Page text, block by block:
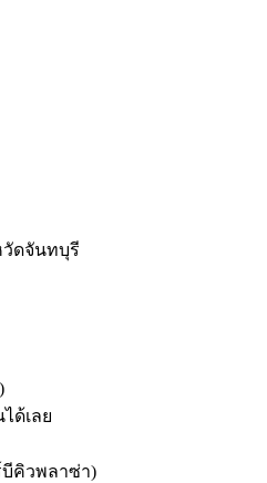
ดจันทบุรี
ด้เลย
บีคิวพลาซ่า)